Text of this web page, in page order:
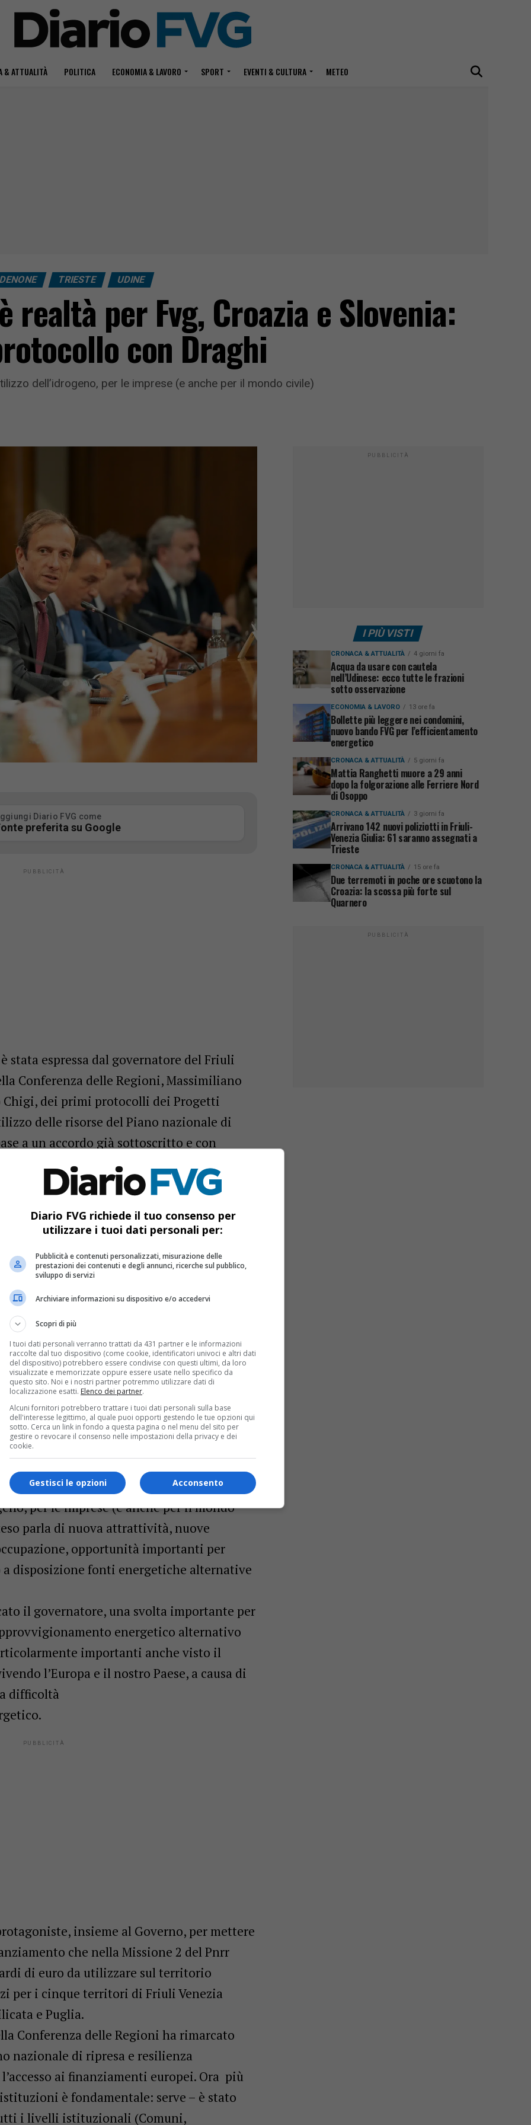
& ATTUALITÀ POLITICA ECONOMIA & LAVORO SPORT EVENTI & CULTURA METEO
TRIESTE UDINE
realtà per Fvg, Croazia e Slovenia:
con Draghi
dell’idrogeno, per le imprese (e anche per il mondo civile)
Diario FVG come
preferita su Google
stata espressa dal governatore del Friuli
Conferenza delle Regioni, Massimiliano
Chigi, dei primi protocolli dei Progetti
delle risorse del Piano nazionale di
a un accordo già sottoscritto e con
oggi il Friuli Venezia Giulia, la Slovenia e
Valley d’Europa.
regionale ha sottolineato come si tratti
che guarda a tre Paesi e alla possibilità
attraverso l’idrogeno verde in
(pienamente compatibile coi progetti di
progetto Hydrogen Valley sono Friuli
Basilicata e Puglia: da ognuno di questi
best practice da riportare a livello
nazionali pilota, per l’applicazione, la
sul campo dell’approvvigionamento
e per tutti gli altri settori del mondo
delle specializzazioni delle cinque
è capofila per lo sviluppo di progetti
per le imprese (e anche per il mondo
parla di nuova attrattività, nuove
opportunità importanti per
disposizione fonti energetiche alternative
il governatore, una svolta importante per
energetico alternativo
importanti anche visto il
l’Europa e il nostro Paese, a causa di
difficoltà
insieme al Governo, per mettere
che nella Missione 2 del Pnrr
di euro da utilizzare sul territorio
per i cinque territori di Friuli Venezia
e Puglia.
Conferenza delle Regioni ha rimarcato
nazionale di ripresa e resilienza
l’accesso ai finanziamenti europei. Ora più
è fondamentale: serve – è stato
i livelli istituzionali (Comuni,
PUBBLICITÀ
I PIÙ VISTI
CRONACA & ATTUALITÀ 4 giorni fa
Acqua da usare con cautela
nell’Udinese: ecco tutte le frazioni
sotto osservazione
ECONOMIA & LAVORO 13 ore fa
Bollette più leggere nei condomini,
nuovo bando FVG per l’efficientamento
energetico
CRONACA & ATTUALITÀ 5 giorni fa
Mattia Ranghetti muore a 29 anni
dopo la folgorazione alle Ferriere Nord
di Osoppo
CRONACA & ATTUALITÀ 3 giorni fa
Arrivano 142 nuovi poliziotti in Friuli-
Venezia Giulia: 61 saranno assegnati a
Trieste
CRONACA & ATTUALITÀ 15 ore fa
Due terremoti in poche ore scuotono la
Croazia: la scossa più forte sul
Quarnero
PUBBLICITÀ
Diario FVG richiede il tuo consenso per
utilizzare i tuoi dati personali per:
Pubblicità e contenuti personalizzati, misurazione delle
prestazioni dei contenuti e degli annunci, ricerche sul pubblico,
sviluppo di servizi
Archiviare informazioni su dispositivo e/o accedervi
Scopri di più
I tuoi dati personali verranno trattati da 431 partner e le informazioni
raccolte dal tuo dispositivo (come cookie, identificatori univoci e altri dati
del dispositivo) potrebbero essere condivise con questi ultimi, da loro
visualizzate e memorizzate oppure essere usate nello specifico da
questo sito. Noi e i nostri partner potremmo utilizzare dati di
localizzazione esatti. Elenco dei partner.
Alcuni fornitori potrebbero trattare i tuoi dati personali sulla base
dell'interesse legittimo, al quale puoi opporti gestendo le tue opzioni qui
sotto. Cerca un link in fondo a questa pagina o nel menu del sito per
gestire o revocare il consenso nelle impostazioni della privacy e dei
cookie.
Acconsento
Gestisci le opzioni